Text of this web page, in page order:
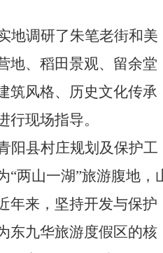
地调研了朱笔老街和美
地、稻田景观、留余堂
筑风格、历史文化传承
行现场指导。
阳县村庄规划及保护工
“两山一湖”旅游腹地，
年来，坚持开发与保护
东九华旅游度假区的核